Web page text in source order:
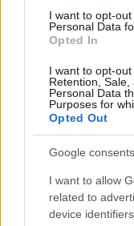
I want to opt-
Personal Data
Opted In
I want to opt-out
Retention,
Personal Data
Purposes for
Opted Out
Google consents
I want to allow
related to
device
Δύο άγνωστα
βάση
Patriot